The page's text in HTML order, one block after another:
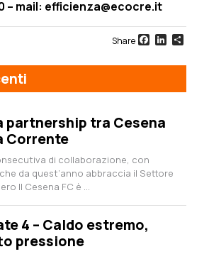
– mail: efficienza@ecocre.it
Share Facebook
partnership tra Cesena
Corrente
di collaborazione, con
da quest’anno abbraccia il Settore
Il Cesena FC è ...
4 – Caldo estremo,
pressione